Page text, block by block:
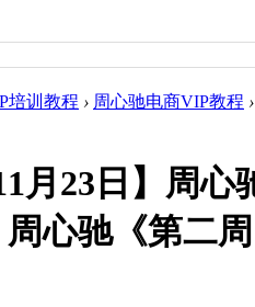
培训教程 › 周心驰电商VIP教程 ›
11月23日】周
心驰《第二